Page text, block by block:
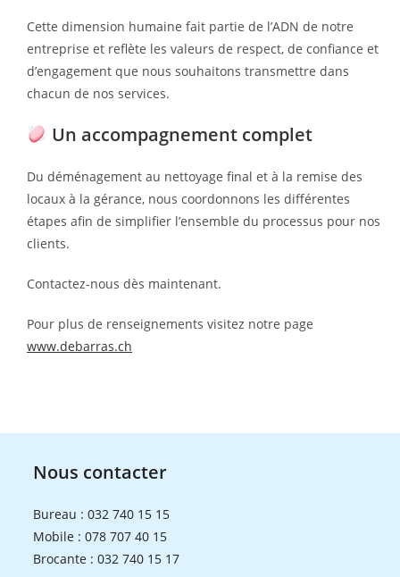
Cette dimension humaine fait partie de l’ADN de notre
entreprise et reflète les valeurs de respect, de confiance et
d’engagement que nous souhaitons transmettre dans
chacun de nos services.
Un accompagnement complet
Du déménagement au nettoyage final et à la remise des
locaux à la gérance, nous coordonnons les différentes
étapes afin de simplifier l’ensemble du processus pour nos
clients.
Contactez-nous dès maintenant.
Pour plus de renseignements visitez notre page
www.debarras.ch
Nous contacter
Bureau :032 740 15 15
Mobile :078 707 40 15
Brocante :032 740 15 17